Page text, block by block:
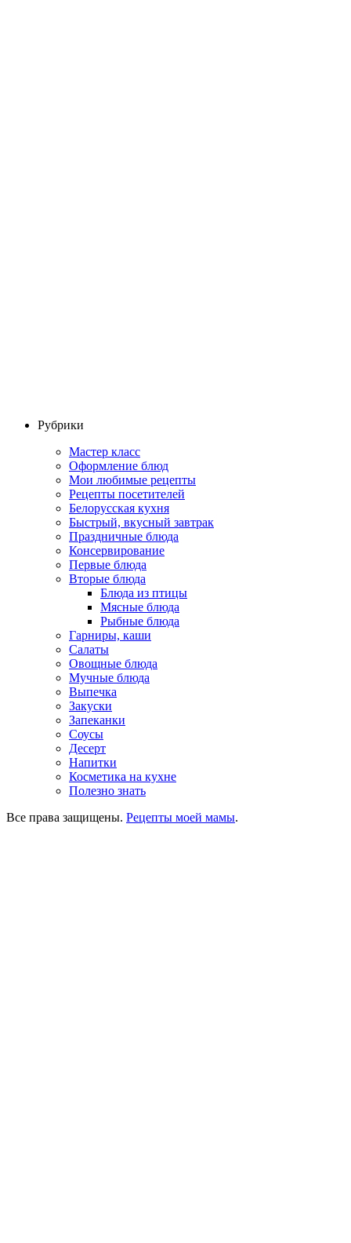
Рубрики
Мастер класс
Оформление блюд
Мои любимые рецепты
Рецепты посетителей
Белорусская кухня
Быстрый, вкусный завтрак
Праздничные блюда
Консервирование
Первые блюда
Вторые блюда
Блюда из птицы
Мясные блюда
Рыбные блюда
Гарниры, каши
Салаты
Овощные блюда
Мучные блюда
Выпечка
Закуски
Запеканки
Соусы
Десерт
Напитки
Косметика на кухне
Полезно знать
Все права защищены. Рецепты моей мамы.